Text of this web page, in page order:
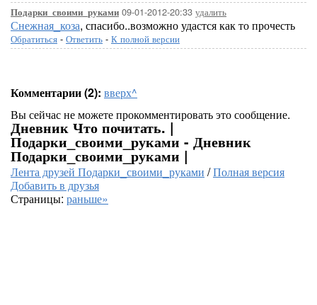
Подарки_своими_руками 09-01-2012-20:33 удалить
Снежная_коза, спасибо..возможно удастся как то прочесть
Обратиться - Ответить - К полной версии
Комментарии (2): вверх^
Вы сейчас не можете прокомментировать это сообщение.
Дневник Что почитать. |
Подарки_своими_руками - Дневник
Подарки_своими_руками |
Лента друзей Подарки_своими_руками /Полная версия
Добавить в друзья
Страницы: раньше»